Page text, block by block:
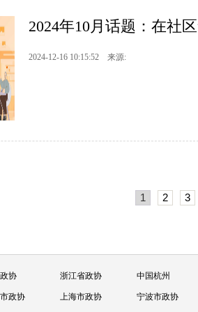
2024年10月话题：在社
2024-12-16 10:15:52 来源:
1 2 3
协 浙江省政协 中国杭州
政协 上海市政协 宁波市政协